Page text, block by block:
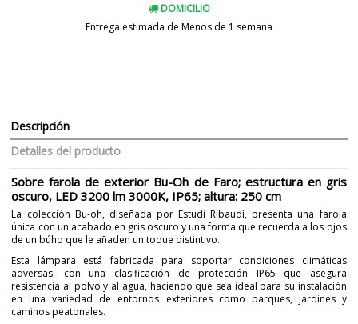
DOMICILIO
Entrega estimada de Menos de 1 semana
Descripción
Detalles del producto
Sobre farola de exterior Bu-Oh de Faro; estructura en gris
oscuro, LED 3200 lm 3000K, IP65; altura: 250 cm
La colección Bu-oh, diseñada por Estudi Ribaudí, presenta una farola
única con un acabado en gris oscuro y una forma que recuerda a los ojos
de un búho que le añaden un toque distintivo.
Esta lámpara está fabricada para soportar condiciones climáticas
adversas, con una clasificación de protección IP65 que asegura
resistencia al polvo y al agua, haciendo que sea ideal para su instalación
en una variedad de entornos exteriores como parques, jardines y
caminos peatonales.